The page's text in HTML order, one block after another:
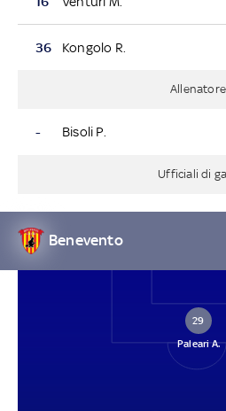
36 Kongolo R.
Allenatore
- Bisoli P.
Ufficiali di
Benevento
29
Paleari A.